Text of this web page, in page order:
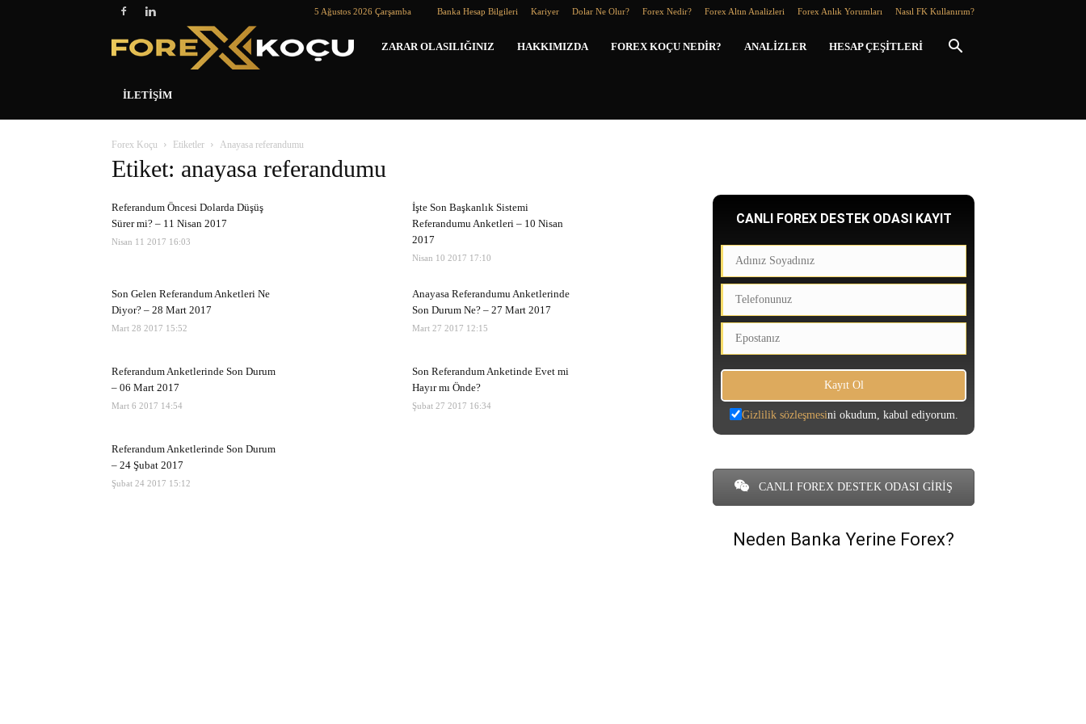
5 Ağustos 2026 Çarşamba Banka Hesap Bilgileri Kariyer Dolar Ne Olur? Forex Nedir? Forex Altın Analizleri Forex Anlık Yorumları Nasıl FK Kullanırım?
Forex
ZARAR OLASILIĞINIZ HAKKIMIZDA FOREX KOÇU NEDIR? ANALIZLER HESAP ÇEŞITLERI
İLETIŞIM
Forex Koçu Etiketler Anayasa referandumu
Etiket: anayasa referandumu
Referandum Öncesi Dolarda Düşüş
Sürer mi? – 11 Nisan 2017
Nisan 11 2017 16:03
İşte Son Başkanlık Sistemi
Referandumu Anketleri – 10 Nisan
2017
Nisan 10 2017 17:10
Son Gelen Referandum Anketleri Ne
Diyor? – 28 Mart 2017
Mart 28 2017 15:52
Anayasa Referandumu Anketlerinde
Son Durum Ne? – 27 Mart 2017
Mart 27 2017 12:15
Referandum Anketlerinde Son Durum
– 06 Mart 2017
Mart 6 2017 14:54
Son Referandum Anketinde Evet mi
Hayır mı Önde?
Şubat 27 2017 16:34
Referandum Anketlerinde Son Durum
– 24 Şubat 2017
Şubat 24 2017 15:12
CANLI FOREX DESTEK ODASI KAYIT
Gizlilik sözleşmesini okudum, kabul ediyorum.
CANLI FOREX DESTEK ODASI GİRİŞ
Neden Banka Yerine Forex?